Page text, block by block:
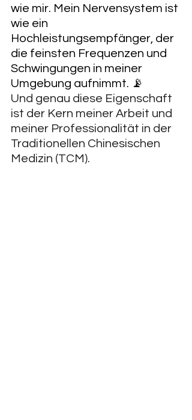
wie mir. Mein Nervensystem ist
wie ein
Hochleistungsempfänger, der
die feinsten Frequenzen und
Schwingungen in meiner
Umgebung aufnimmt. 📡
Und genau diese Eigenschaft
ist der Kern meiner Arbeit und
meiner Professionalität in der
Traditionellen Chinesischen
Medizin (TCM).